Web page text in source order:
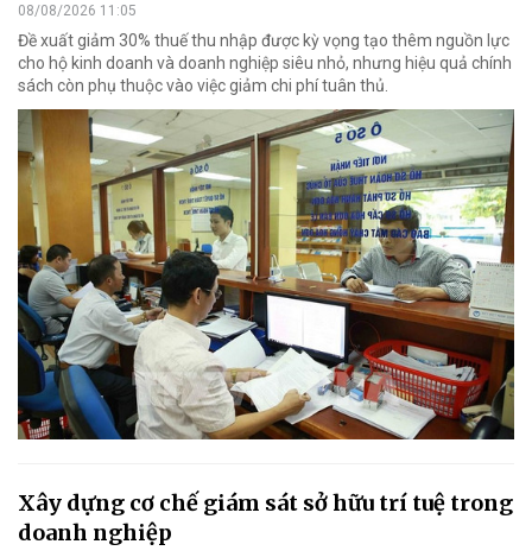
08/08/2026 11:05
Đề xuất giảm 30% thuế thu nhập được kỳ vọng tạo thêm nguồn lực
cho hộ kinh doanh và doanh nghiệp siêu nhỏ, nhưng hiệu quả chính
sách còn phụ thuộc vào việc giảm chi phí tuân thủ.
Xây dựng cơ chế giám sát sở hữu trí tuệ trong
doanh nghiệp